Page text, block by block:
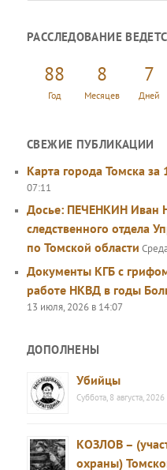
о
с
РАССЛЕДОВАНИЕ
88
Год
8
Месяцев
7
Дней
СВЕЖИЕ ПУБЛИКАЦИИ
Карта города Томска за
07:11
Досье: ПЕЧЕНКИН Иван
следственного отдела
по Томской области
Документы КГБ с
работе НКВД в годы
13 июля, 2026 в 14:07
ДОПОЛНЕНЫ
Убийцы
Суббота, 8 августа,
КОЗЛОВ –
охраны)